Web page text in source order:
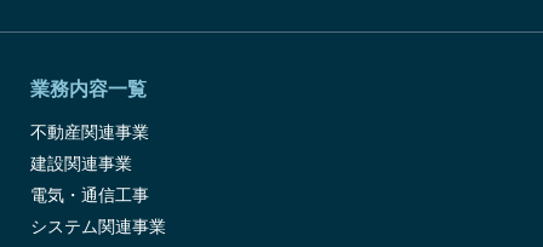
業務内容一覧
不動産関連事業
建設関連事業
電気・通信工事
システム関連事業